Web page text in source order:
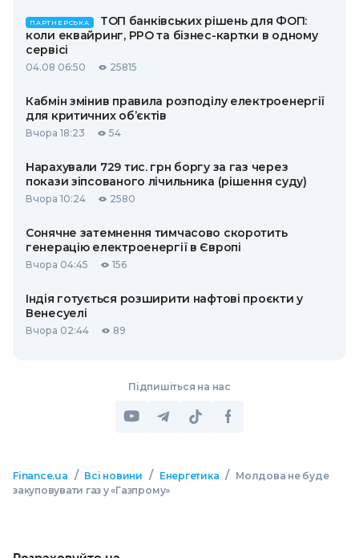
ПАРТНЕРСЬКА
ТОП банківських рішень для ФОП:
коли еквайринг, РРО та бізнес-картки в одному
сервісі
04.08 06:50 25824
Кабмін змінив правила розподілу електроенергії
для критичних об’єктів
Вчора 18:23 54
Нарахували 729 тис. грн боргу за газ через
покази зіпсованого лічильника (рішення суду)
Вчора 10:24 2580
Сонячне затемнення тимчасово скоротить
генерацію електроенергії в Європі
Вчора 04:45 156
Індія готується розширити нафтові проєкти у
Венесуелі
Вчора 02:44 89
Підпишіться на нас
Finance.ua / Всі новини / Енергетика / Молдова не буде
закуповувати газ у «Газпрому»